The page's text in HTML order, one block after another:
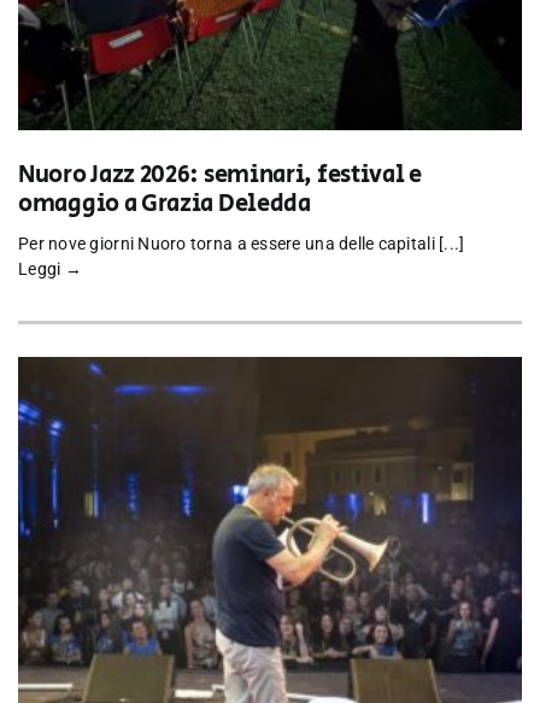
Nuoro Jazz 2026: seminari, festival e
omaggio a Grazia Deledda
Per nove giorni Nuoro torna a essere una delle capitali [...]
Leggi →